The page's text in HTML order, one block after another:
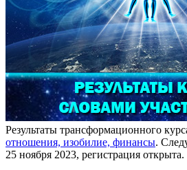
Результаты трансформационного
отношения, изобилие, финансы.
25 ноября 2023, регистрация открыта.